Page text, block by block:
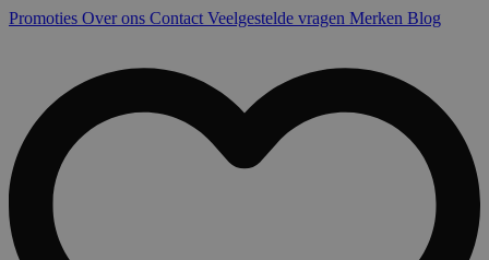
Promoties Over ons Contact Veelgestelde vragen Merken Blog